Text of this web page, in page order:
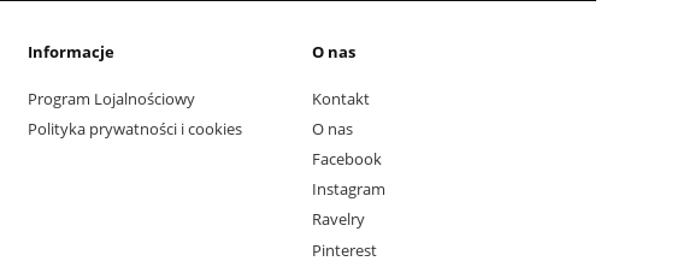
Informacje
Program Lojalnościowy
Polityka prywatności i cookies
O nas
Kontakt
O nas
Facebook
Instagram
Ravelry
Pinterest